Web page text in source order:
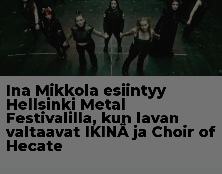
Ina Mikkola esiintyy
Hellsinki Metal
Festivalilla, kun lavan
valtaavat IKINÄ ja Choir of
Hecate